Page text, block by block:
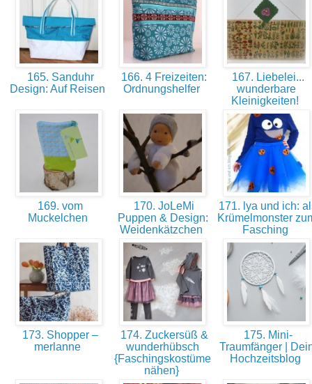
165. Sanduhr
Design: Auf Reisen
166. 4 Freizeiten:
Ordnungshelfer
167. Liebelei...
wunderbare
Kleinigkeiten!
169. vom
Muckelchen
170. JoLeMi
Puppen & Design:
Weidenkätzchen
171. lya und ich:
Krümelmonster
Fasching
173. Shopper –
merlanne
174. Zuckersüß &
wunderhübsch
{Faschingskostüme
nähen}
175. Mini-
Traumfänger |
Hochzeitsblog